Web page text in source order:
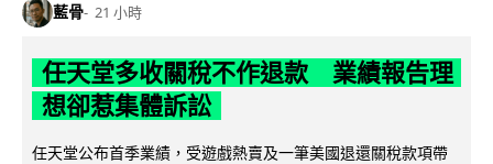
藍骨 21 小時
任天堂多收關稅不作退款 業績報告理
想卻惹集體訴訟
任天堂公布首季業績，受遊戲熱賣及一筆美國退還關稅款項帶